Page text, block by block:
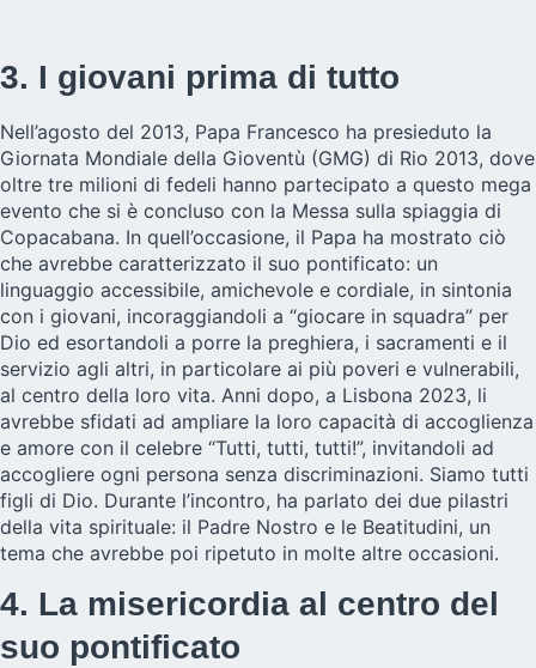
3. I giovani prima di tutto
Nell’agosto del 2013, Papa Francesco ha presieduto la
Giornata Mondiale della Gioventù (GMG) di Rio 2013, dove
oltre tre milioni di fedeli hanno partecipato a questo mega
evento che si è concluso con la Messa sulla spiaggia di
Copacabana. In quell’occasione, il Papa ha mostrato ciò
che avrebbe caratterizzato il suo pontificato: un
linguaggio accessibile, amichevole e cordiale, in sintonia
con i giovani, incoraggiandoli a “giocare in squadra” per
Dio ed esortandoli a porre la preghiera, i sacramenti e il
servizio agli altri, in particolare ai più poveri e vulnerabili,
al centro della loro vita. Anni dopo, a Lisbona 2023, li
avrebbe sfidati ad ampliare la loro capacità di accoglienza
e amore con il celebre “Tutti, tutti, tutti!”, invitandoli ad
accogliere ogni persona senza discriminazioni. Siamo tutti
figli di Dio. Durante l’incontro, ha parlato dei due pilastri
della vita spirituale: il Padre Nostro e le Beatitudini, un
tema che avrebbe poi ripetuto in molte altre occasioni.
4. La misericordia al centro del
suo pontificato